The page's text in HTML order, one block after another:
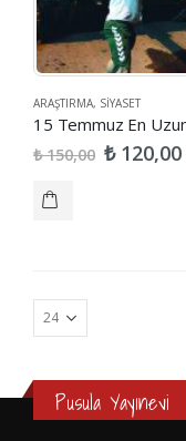
ARAŞTIRMA, SIYASET
₺150,00 ₺120,00
Pusula Yayınevi